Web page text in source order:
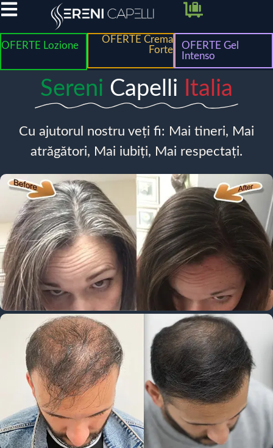
OFERTE Lozione
OFERTE Crema
Forte
OFERTE Gel
Intenso
Sereni Capelli Italia
Cu ajutorul nostru veți fi: Mai tineri, Mai
atrăgători, Mai iubiți, Mai respectați.